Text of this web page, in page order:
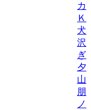
カ
Ｋ
犬
沢
ぎ
夕
山
朋
ノ